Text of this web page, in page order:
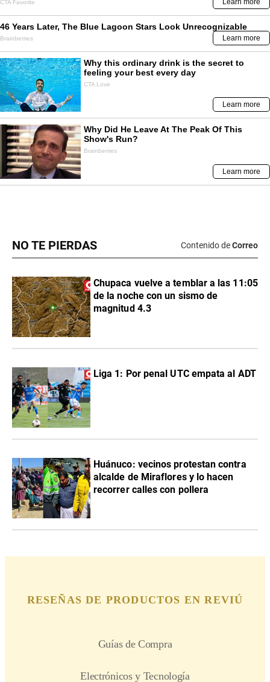
NO TE PIERDAS Contenido deCorreo
Chupaca vuelve a temblar a las 11:05
de la noche con un sismo de
magnitud 4.3
Liga 1: Por penal UTC empata al ADT
Huánuco: vecinos protestan contra
alcalde de Miraflores y lo hacen
recorrer calles con pollera